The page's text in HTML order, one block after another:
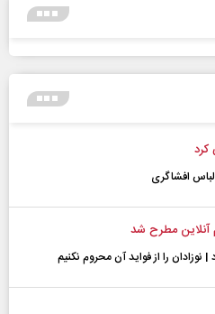
کرد
لباس افشاگری
آنلاین مطرح شد
| نوزادان را از فواید آن محروم نکنیم